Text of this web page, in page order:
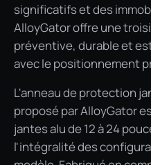
significatifs et des
AlloyGator offre une
préventive, durable et
avec le positionnement
L'anneau de protection
proposé par AlloyGator
jantes alu de 12 à 24
l'intégralité des